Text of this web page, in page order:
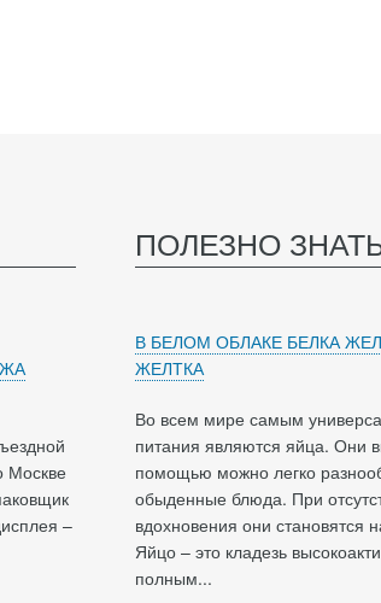
Москве
–
ПОЛЕЗНО
В БЕЛОМ ОБЛАКЕ БЕЛКА
ЖЕЛТКА
Во всем мире самым
питания являются яйца. Они
помощью можно легко
обыденные блюда. При
вдохновения они становятся
Яйцо – это кладезь
полным...